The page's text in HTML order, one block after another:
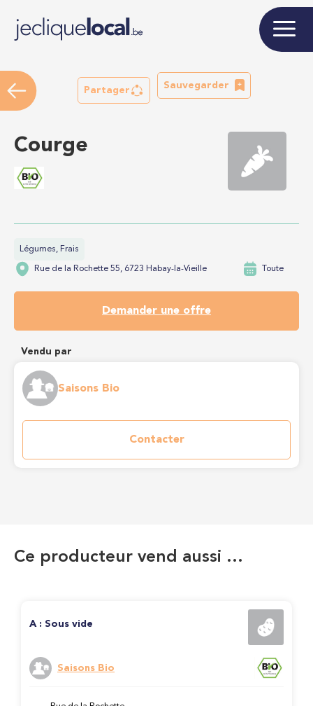
Partager
Sauvegarder
Courge
Légumes, Frais
Rue de la Rochette 55, 6723 Habay-la-Vieille Toute
Demander une offre
Vendu par
Saisons Bio
Contacter
Ce producteur vend aussi …
A : Sous vide
Saisons Bio